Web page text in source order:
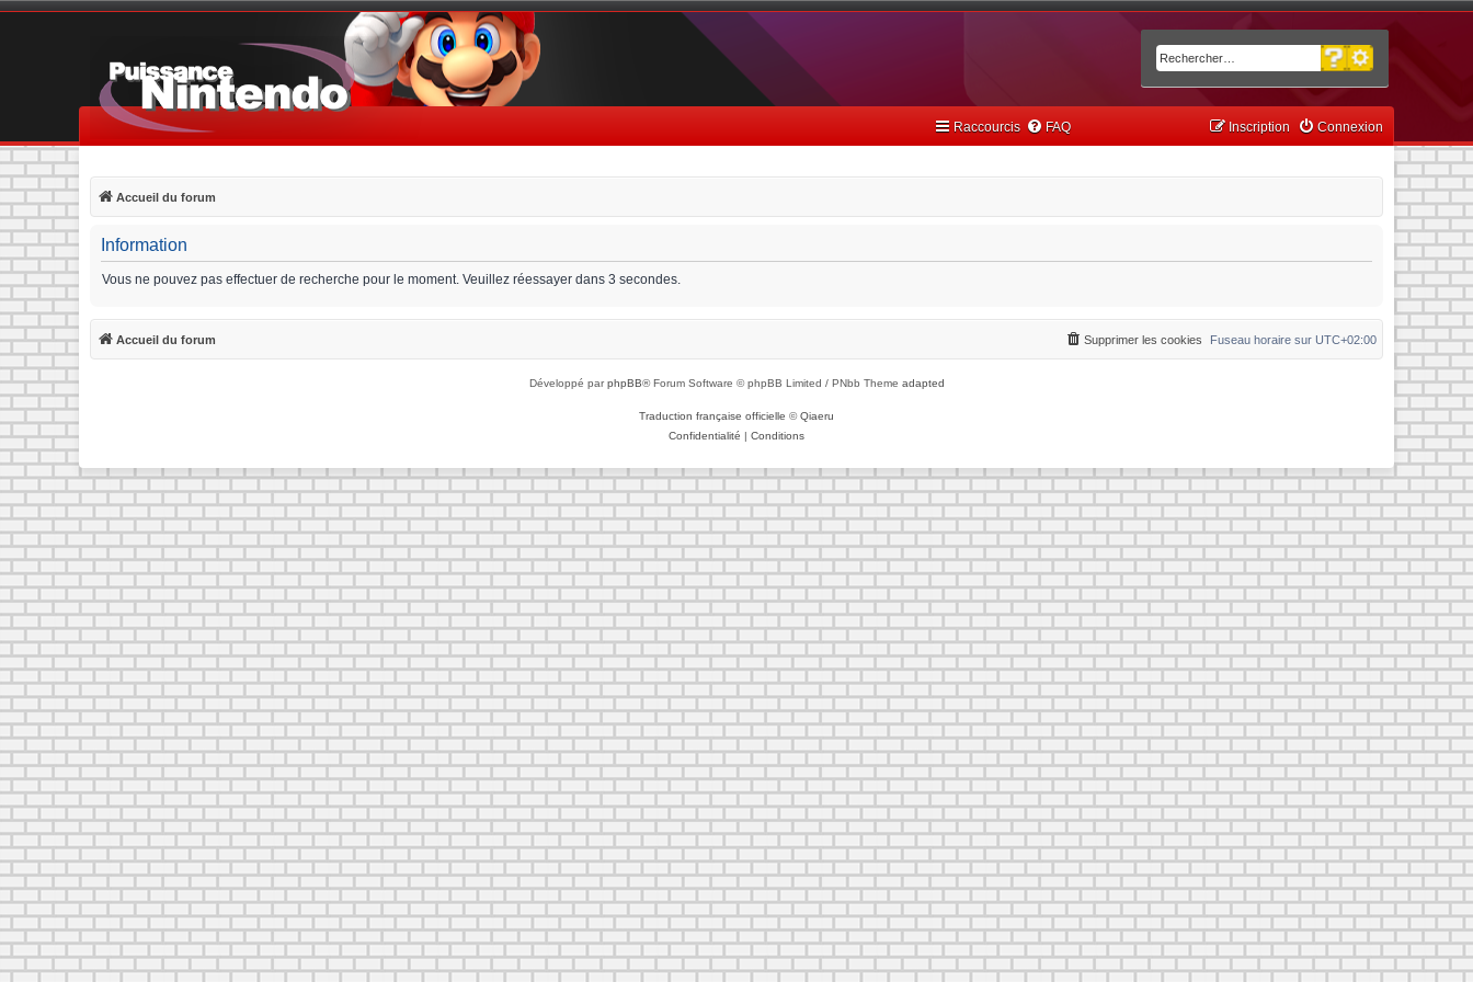
Rechercher
Recherche avancée
Raccourcis FAQ Connexion
Inscription
Accueil du forum
Information
Vous ne pouvez pas effectuer de recherche pour le moment. Veuillez réessayer dans 3 secondes.
Accueil du forum Fuseau horaire sur UTC+02:00
Supprimer les cookies
Développé parphpBB® Forum Software © phpBB Limited / PNbb Theme adapted
Traduction française officielle ©Qiaeru
Confidentialité | Conditions